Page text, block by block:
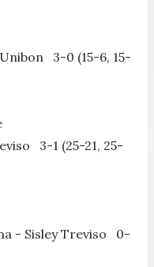
3-0 (15-6, 15-
3-1 (25-21, 25-
- Sisley Treviso 0-